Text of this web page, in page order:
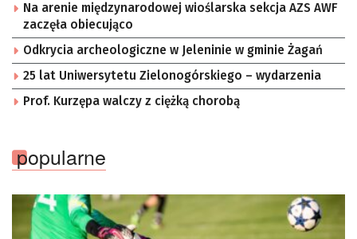
Na arenie międzynarodowej wioślarska sekcja AZS AWF
zaczęła obiecująco
Odkrycia archeologiczne w Jeleninie w gminie Żagań
25 lat Uniwersytetu Zielonogórskiego – wydarzenia
Prof. Kurzępa walczy z ciężką chorobą
popularne